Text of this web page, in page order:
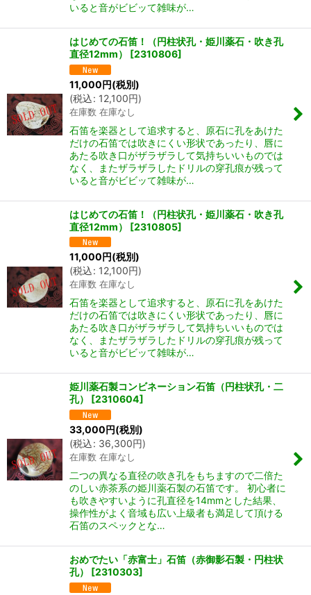
いると音がビビッて雑味が…
はじめての石笛！（円柱状孔・姫川薬石・吹き孔
直径12mm）
[2310806]
11,000円(税別)
(税込: 12,100円)
在庫数 在庫なし
石笛を楽器として追求すると、原石に孔をあけた
だけの石笛では吹きにくい形状であったり、唇に
あたる吹き口がザラザラして気持ちいいものでは
なく、またザラザラしたドリルの穿孔痕が残って
いると音がビビッて雑味が…
はじめての石笛！（円柱状孔・姫川薬石・吹き孔
直径12mm）
[2310805]
11,000円(税別)
(税込: 12,100円)
在庫数 在庫なし
石笛を楽器として追求すると、原石に孔をあけた
だけの石笛では吹きにくい形状であったり、唇に
あたる吹き口がザラザラして気持ちいいものでは
なく、またザラザラしたドリルの穿孔痕が残って
いると音がビビッて雑味が…
姫川薬石製コンビネーション石笛（円柱状孔・二
孔）
[2310604]
33,000円(税別)
(税込: 36,300円)
在庫数 在庫なし
二つの異なる直径の吹き孔をもちますので二倍た
のしい赤茶系の姫川薬石製の石笛です。 初心者に
も吹きやすいように孔直径を14mmとした結果、
操作性がよく音域も広い上級者も満足して頂ける
石笛のスペックとな…
おめでたい「赤富士」石笛（赤御影石製・円柱状
孔）
[2310303]